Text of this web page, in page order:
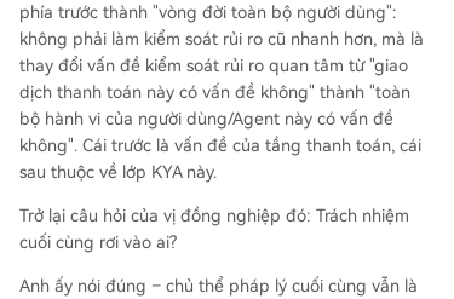
phía trước thành "vòng đời toàn bộ người dùng":
không phải làm kiểm soát rủi ro cũ nhanh hơn, mà là
thay đổi vấn đề kiểm soát rủi ro quan tâm từ "giao
dịch thanh toán này có vấn đề không" thành "toàn
bộ hành vi của người dùng/Agent này có vấn đề
không". Cái trước là vấn đề của tầng thanh toán, cái
sau thuộc về lớp KYA này.
Trở lại câu hỏi của vị đồng nghiệp đó: Trách nhiệm
cuối cùng rơi vào ai?
Anh ấy nói đúng – chủ thể pháp lý cuối cùng vẫn là